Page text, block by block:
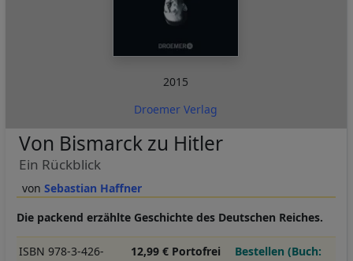
2015
Droemer Verlag
Sebastian Haffner
Von Bismarck zu Hitler
Ein Rückblick
Die packend erzählte Geschichte des Deutschen Reiches.
ISBN 978-3-426-
12,99 € Portofrei
Bestellen (Buch: